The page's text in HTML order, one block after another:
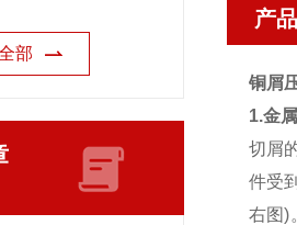
部
产
铜屑
1.金
切屑
件受
右图)